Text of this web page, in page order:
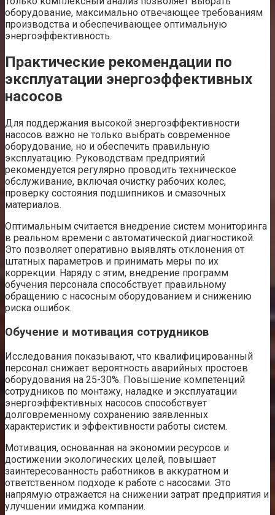
оборудование, максимально отвечающее требованиям
производства и обеспечивающее оптимальную
энергоэффективность.
Практические рекомендации по
эксплуатации энергоэффективных
насосов
Для поддержания высокой энергоэффективности
насосов важно не только выбрать современное
оборудование, но и обеспечить правильную
эксплуатацию. Руководствам предприятий
рекомендуется регулярно проводить техническое
обслуживание, включая очистку рабочих колес,
проверку состояния подшипников и смазочных
материалов.
Оптимальным считается внедрение систем мониторинга
в реальном времени с автоматической диагностикой.
Это позволяет оперативно выявлять отклонения от
штатных параметров и принимать меры по их
коррекции. Наряду с этим, внедрение программ
обучения персонала способствует правильному
обращению с насосным оборудованием и снижению
риска ошибок.
Обучение и мотивация сотрудников
Исследования показывают, что квалифицированный
персонал снижает вероятность аварийных простоев
оборудования на 25-30%. Повышение компетенций
сотрудников по монтажу, наладке и эксплуатации
энергоэффективных насосов способствует
долговременному сохранению заявленных
характеристик и эффективности работы систем.
Мотивация, основанная на экономии ресурсов и
достижении экологических целей, повышает
заинтересованность работников в аккуратном и
ответственном подходе к работе с насосами. Это
напрямую отражается на снижении затрат предприятия и
улучшении имиджа компании.